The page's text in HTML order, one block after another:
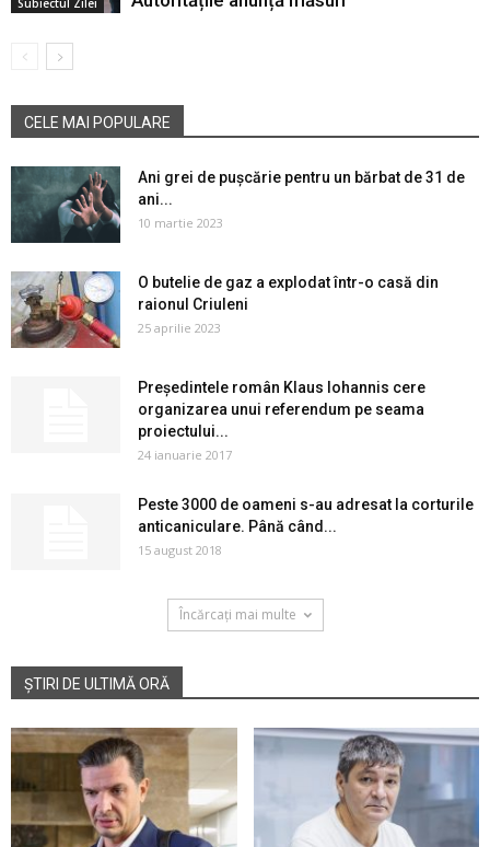
Subiectul Zilei
CELE MAI POPULARE
Ani grei de pușcărie pentru un bărbat de 31 de
ani...
10 martie 2023
O butelie de gaz a explodat într-o casă din
raionul Criuleni
25 aprilie 2023
Președintele român Klaus Iohannis cere
organizarea unui referendum pe seama
proiectului...
24 ianuarie 2017
Peste 3000 de oameni s-au adresat la corturile
anticaniculare. Până când...
15 august 2018
Încărcați mai multe
ȘTIRI DE ULTIMĂ ORĂ